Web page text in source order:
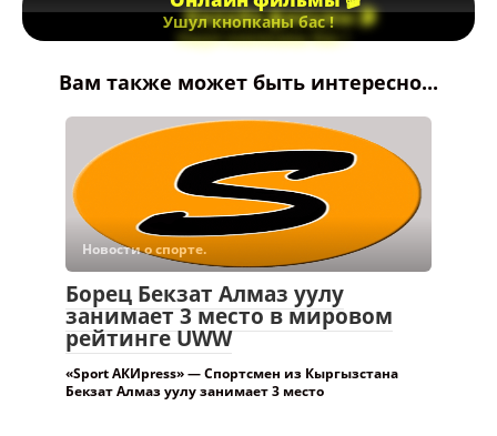
Онлайн фильмы 🎬
Ушул кнопканы бас !
Вам также может быть интересно...
Новости о спорте.
Борец Бекзат Алмаз уулу
занимает 3 место в мировом
рейтинге UWW
«Sport АКИpress» — Спортсмен из Кыргызстана